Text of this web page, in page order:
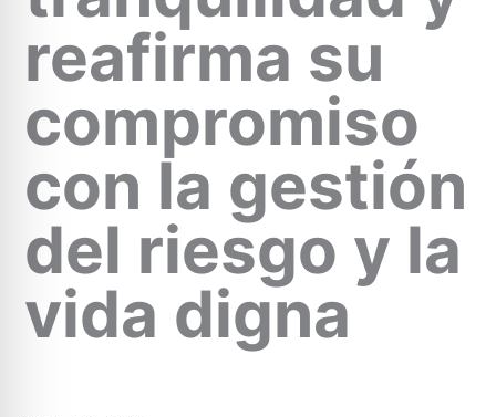
reafirma su
compromiso
con la gestión
del riesgo y la
vida digna